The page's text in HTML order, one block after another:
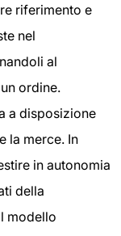
riferimento e
nel
al
ordine.
a disposizione
la merce. In
in autonomia
della
modello